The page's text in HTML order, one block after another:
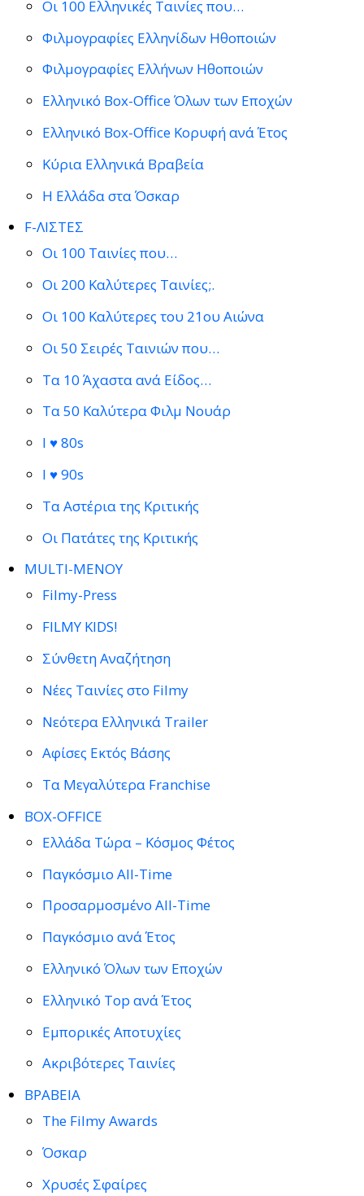
Οι 100 Ελληνικές Ταινίες που…
Φιλμογραφίες Ελληνίδων Ηθοποιών
Φιλμογραφίες Ελλήνων Ηθοποιών
Ελληνικό Box-Office Όλων των Εποχών
Ελληνικό Box-Office Κορυφή ανά Έτος
Κύρια Ελληνικά Βραβεία
Η Ελλάδα στα Όσκαρ
F-ΛΙΣΤΕΣ
Οι 100 Ταινίες που…
Οι 200 Καλύτερες Ταινίες;.
Οι 100 Καλύτερες του 21ου Αιώνα
Οι 50 Σειρές Ταινιών που…
Τα 10 Άχαστα ανά Είδος…
Τα 50 Καλύτερα Φιλμ Νουάρ
I ♥ 80s
I ♥ 90s
Τα Αστέρια της Κριτικής
Οι Πατάτες της Κριτικής
MULTI-ΜΕΝΟΥ
Filmy-Press
FILMY KIDS!
Σύνθετη Αναζήτηση
Νέες Ταινίες στο Filmy
Νεότερα Ελληνικά Trailer
Αφίσες Εκτός Βάσης
Τα Μεγαλύτερα Franchise
BOX-OFFICE
Ελλάδα Τώρα – Κόσμος Φέτος
Παγκόσμιο All-Time
Προσαρμοσμένο All-Time
Παγκόσμιο ανά Έτος
Ελληνικό Όλων των Εποχών
Ελληνικό Top ανά Έτος
Εμπορικές Αποτυχίες
Ακριβότερες Ταινίες
ΒΡΑΒΕΙΑ
The Filmy Awards
Όσκαρ
Χρυσές Σφαίρες